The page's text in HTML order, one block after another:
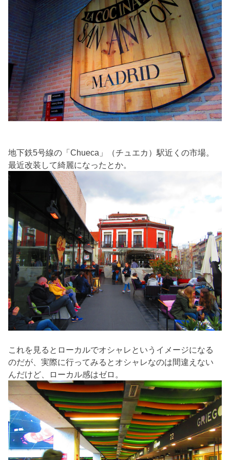
地下鉄5号線の「Chueca」（チュエカ）駅近くの市場。
最近改装して綺麗になったとか。
これを見るとローカルでオシャレというイメージになる
のだが、実際に行ってみるとオシャレなのは間違えない
んだけど、ローカル感はゼロ。